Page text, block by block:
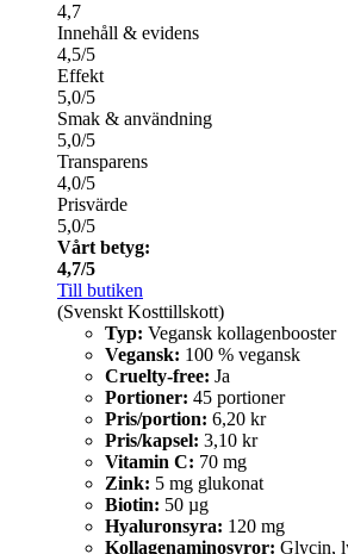
4,7
Innehåll & evidens
4,5/5
Effekt
5,0/5
Smak & användning
5,0/5
Transparens
4,0/5
Prisvärde
5,0/5
Vårt betyg:
4,7/5
Till butiken
(Svenskt Kosttillskott)
Typ: Vegansk kollagenbooster
Vegansk: 100 % vegansk
Cruelty-free: Ja
Portioner: 45 portioner
Pris/portion: 6,20 kr
Pris/kapsel: 3,10 kr
Vitamin C: 70 mg
Zink: 5 mg glukonat
Biotin: 50 µg
Hyaluronsyra: 120 mg
Kollagenaminosyror: Glycin,